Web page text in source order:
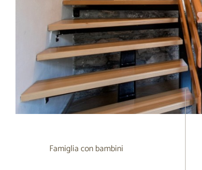
Famiglia con bambini